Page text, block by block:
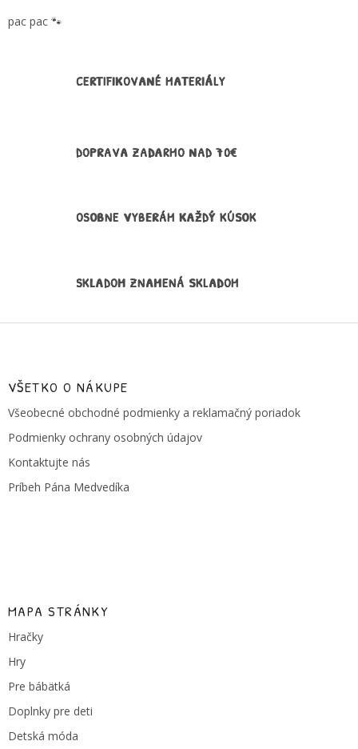
p
pac pac 🐾
CERTIFIKOVANÉ MATERIÁLY
DOPRAVA ZADARMO NAD 70€
OSOBNE VYBERÁM KAŽDÝ KÚSOK
SKLADOM ZNAMENÁ SKLADOM
Z
VŠETKO O NÁKUPE
Všeobecné obchodné podmienky a reklamačný poriadok
Podmienky ochrany osobných údajov
Kontaktujte nás
Príbeh Pána Medvedíka
MAPA STRÁNKY
Hračky
Hry
Pre bábätká
Doplnky pre deti
Detská móda